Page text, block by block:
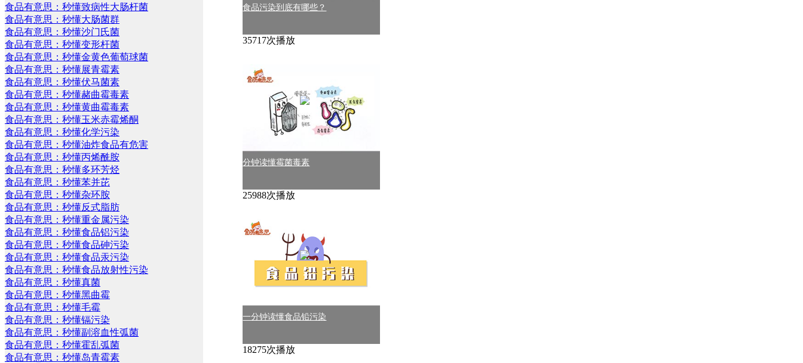
食品有意思：秒懂致病性大肠杆菌
食品有意思：秒懂大肠菌群
食品有意思：秒懂沙门氏菌
食品有意思：秒懂变形杆菌
食品有意思：秒懂金黄色葡萄球菌
食品有意思：秒懂展青霉素
食品有意思：秒懂伏马菌素
食品有意思：秒懂赭曲霉毒素
食品有意思：秒懂黄曲霉毒素
食品有意思：秒懂玉米赤霉烯酮
食品有意思：秒懂化学污染
食品有意思：秒懂油炸食品有危害
食品有意思：秒懂丙烯酰胺
食品有意思：秒懂多环芳烃
食品有意思：秒懂苯并芘
食品有意思：秒懂杂环胺
食品有意思：秒懂反式脂肪
食品有意思：秒懂重金属污染
食品有意思：秒懂食品铝污染
食品有意思：秒懂食品砷污染
食品有意思：秒懂食品汞污染
食品有意思：秒懂食品放射性污染
食品有意思：秒懂真菌
食品有意思：秒懂黑曲霉
食品有意思：秒懂毛霉
食品有意思：秒懂镉污染
食品有意思：秒懂副溶血性弧菌
食品有意思：秒懂霍乱弧菌
食品有意思：秒懂岛青霉素
食品污染到底有哪些？
35717次播放
分钟读懂霉菌毒素
25988次播放
一分钟读懂食品铅污染
18275次播放